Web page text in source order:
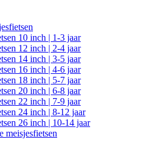
10 inch | 1-3 jaar
12 inch | 2-4 jaar
14 inch | 3-5 jaar
16 inch | 4-6 jaar
18 inch | 5-7 jaar
20 inch | 6-8 jaar
22 inch | 7-9 jaar
24 inch | 8-12 jaar
26 inch | 10-14 jaar
meisjesfietsen